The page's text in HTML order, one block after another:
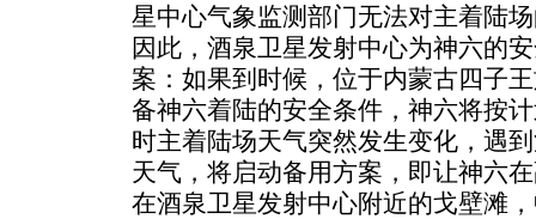
星中心气象监测部门无法对主着陆
因此，酒泉卫星发射中心为神六的
案：如果到时候，位于内蒙古四子
备神六着陆的安全条件，神六将按
时主着陆场天气突然发生变化，遇
天气，将启动备用方案，即让神六
在酒泉卫星发射中心附近的戈壁滩